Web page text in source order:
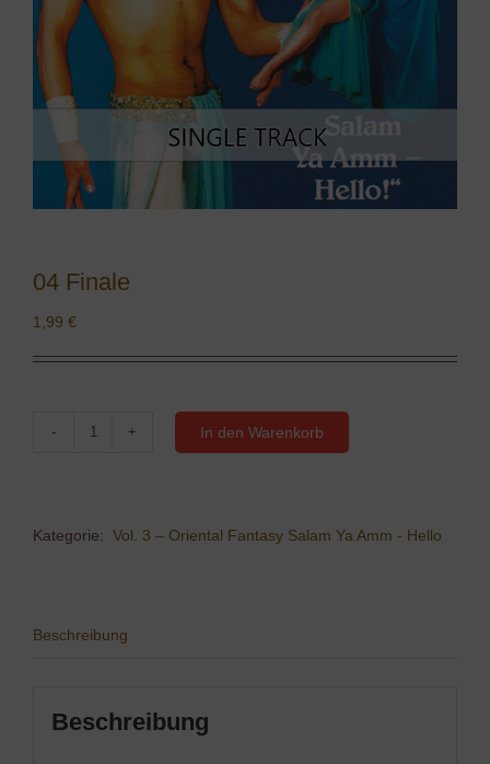
04 Finale
1,99 €
04
In den Warenkorb
Kategorie: Vol. 3 – Oriental Fantasy Salam Ya Amm - Hello
Beschreibung
Beschreibung